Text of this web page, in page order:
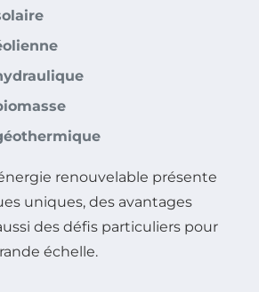
renouvelable présente
uniques, des avantages
des défis particuliers pour
échelle.